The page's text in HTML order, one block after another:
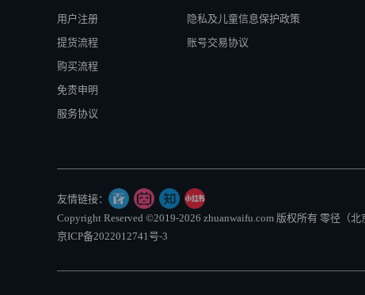
用户注册
提货流程
购买流程
免责申明
服务协议
隐私及儿童信息保护政策
账号交易协议
友情链接：
Copyright Reserved ©2019-2026 zhuanwaifu.com 版权所有 零径（
京ICP备2022012741号-3